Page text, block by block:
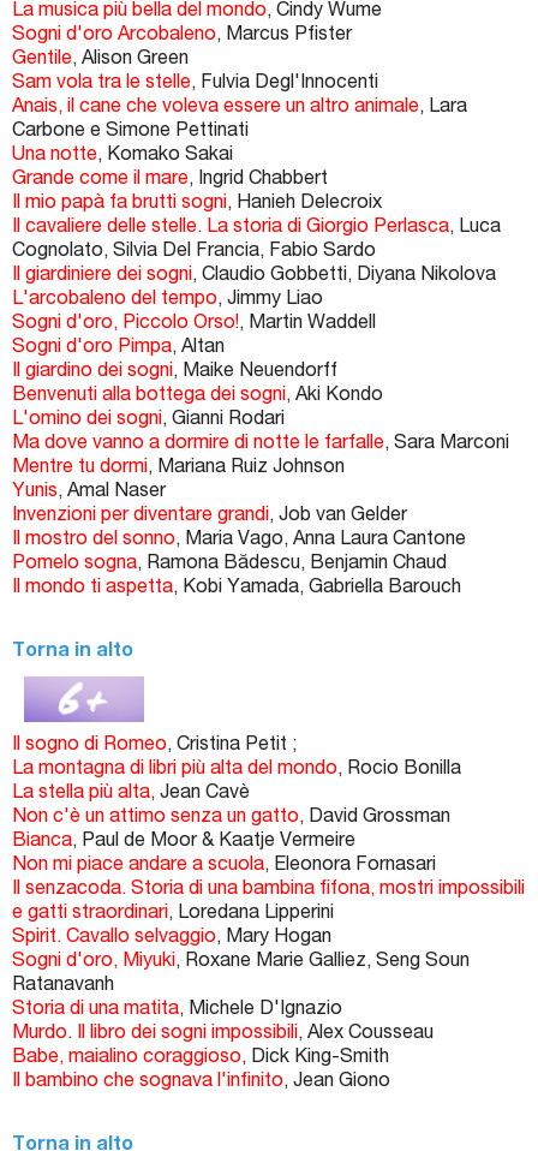
La musica più bella del mondo, Cindy Wume
Sogni d'oro Arcobaleno, Marcus Pfister
Gentile, Alison Green
Sam vola tra le stelle, Fulvia Degl'Innocenti
Anais, il cane che voleva essere un altro animale, Lara
Carbone e Simone Pettinati
Una notte, Komako Sakai
Grande come il mare, Ingrid Chabbert
Il mio papà fa brutti sogni, Hanieh Delecroix
Il cavaliere delle stelle. La storia di Giorgio Perlasca, Luca
Cognolato, Silvia Del Francia, Fabio Sardo
Il giardiniere dei sogni, Claudio Gobbetti, Diyana Nikolova
L'arcobaleno del tempo, Jimmy Liao
Sogni d'oro, Piccolo Orso!, Martin Waddell
Sogni d'oro Pimpa, Altan
Il giardino dei sogni, Maike Neuendorff
Benvenuti alla bottega dei sogni, Aki Kondo
L'omino dei sogni, Gianni Rodari
Ma dove vanno a dormire di notte le farfalle, Sara Marconi
Mentre tu dormi, Mariana Ruiz Johnson
Yunis, Amal Naser
Invenzioni per diventare grandi, Job van Gelder
Il mostro del sonno, Maria Vago, Anna Laura Cantone
Pomelo sogna, Ramona Bădescu, Benjamin Chaud
Il mondo ti aspetta, Kobi Yamada, Gabriella Barouch
Torna in alto
Il sogno di Romeo, Cristina Petit ;
La montagna di libri più alta del mondo, Rocio Bonilla
La stella più alta, Jean Cavè
Non c'è un attimo senza un gatto, David Grossman
Bianca, Paul de Moor & Kaatje Vermeire
Non mi piace andare a scuola, Eleonora Fornasari
Il senzacoda. Storia di una bambina fifona, mostri impossibili
e gatti straordinari, Loredana Lipperini
Spirit. Cavallo selvaggio, Mary Hogan
Sogni d'oro, Miyuki, Roxane Marie Galliez, Seng Soun
Ratanavanh
Storia di una matita, Michele D'Ignazio
Murdo. Il libro dei sogni impossibili, Alex Cousseau
Babe, maialino coraggioso, Dick King-Smith
Il bambino che sognava l'infinito, Jean Giono
Torna in alto